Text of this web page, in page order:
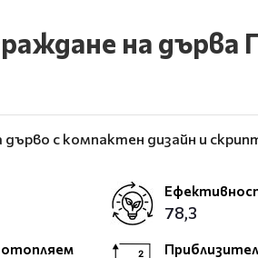
на дърва
дърво с компактен дизайн и
78,3
отопляем